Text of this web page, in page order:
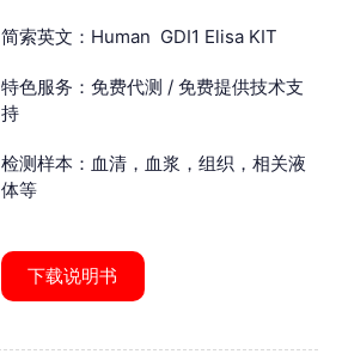
简索英文：Human GDI1 Elisa KIT
特色服务：免费代测 / 免费提供技术支
持
检测样本：血清，血浆，组织，相关液
体等
下载说明书